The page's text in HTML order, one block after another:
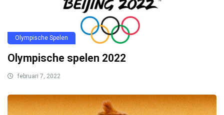
Olympische Spelen
Olympische spelen 2022
februari 7, 2022